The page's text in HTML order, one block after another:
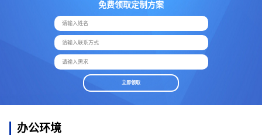
免费领取定制方案
请输入姓名
请输入联系方式
请输入需求
立即领取
办公环境